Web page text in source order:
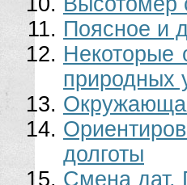
Поясное и
Некоторые
природных
долготы
Смена дат.